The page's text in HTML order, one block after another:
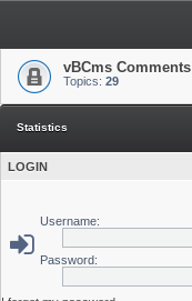
vBCms Comments
Topics: 29
Statistics
LOGIN
Username:
Password: